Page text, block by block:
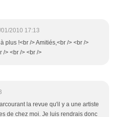
01/2010 17:13
plus !<br /> Amitiés,<br /> <br />
/> <br /> <br />
la revue qu'il y a une artiste
de chez moi. Je luis rendrais donc